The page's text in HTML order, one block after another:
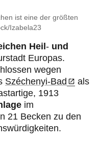
ist eine der größten
Izabela23
Heil - und
Europas.
wegen
Széchenyi-Bad
als
1913
im
21 Becken zu den